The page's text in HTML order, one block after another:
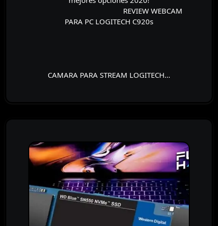
⠀⠀⠀⠀⠀⠀⠀⠀⠀⠀⠀⠀⠀⠀⠀⠀ REVIEW WEBCAM
PARA PC LOGITECH C920s
CAMARA PARA STREAM LOGITECH…